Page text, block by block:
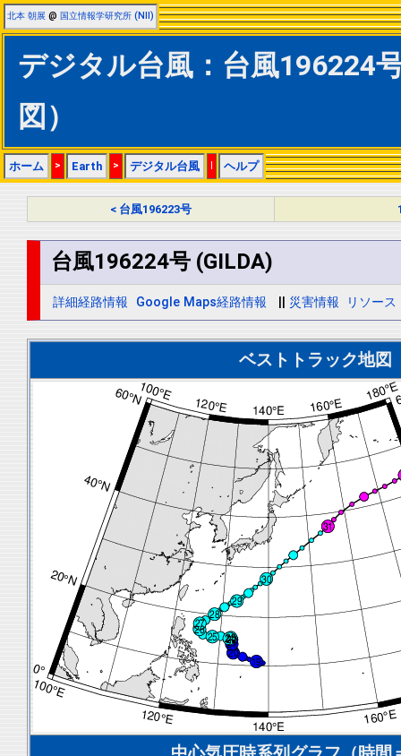
北本 朝展 @ 国立情報学研究所 (NII)
デジタル台風：台風196224
図）
ホーム > Earth > デジタル台風 | ヘルプ
< 台風196223号
台風196224号 (GILDA)
詳細経路情報 Google Maps経路情報 災害情報 リソース
ベストトラック地図